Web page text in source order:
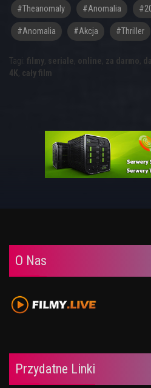
#theanomaly #anomalia
#Anomalia #akcja #thriller
Tagi: filmy, seriale, online, za darmo,
4K, cały film
O Nas
Przydatne Linki